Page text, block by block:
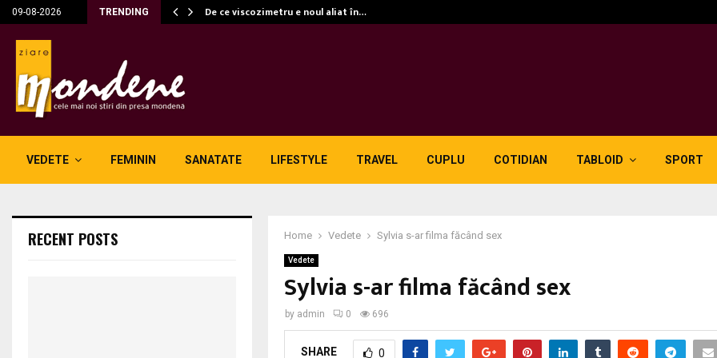
09-08-2026 TRENDING De ce viscozimetru e noul aliat în…
VEDETE FEMININ SANATATE LIFESTYLE TRAVEL CUPLU COTIDIAN TABLOID SPORT
Home Vedete Sylvia s-ar filma făcând sex
Vedete
Sylvia s-ar filma făcând sex
by admin 0 696
SHARE 0
RECENT POSTS